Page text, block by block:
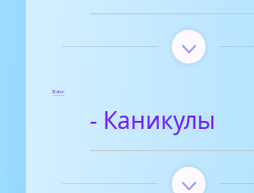
Блог
- Каникулы